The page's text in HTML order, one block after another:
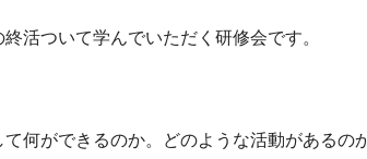
活ついて学んでいただく研修会です。
何ができるのか。どのような活動があるの